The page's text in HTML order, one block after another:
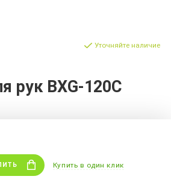
рук BXG-120C
Уточняйте наличие
Купить в один клик